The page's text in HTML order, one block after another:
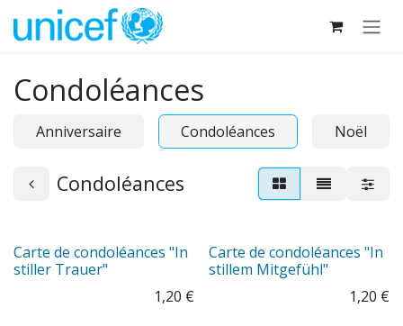
Se rendre au contenu
Condoléances
Anniversaire Condoléances Noël
Condoléances
Carte de condoléances "In
stiller Trauer"
1,20 €
Carte de condoléances "In
stillem Mitgefühl"
1,20 €